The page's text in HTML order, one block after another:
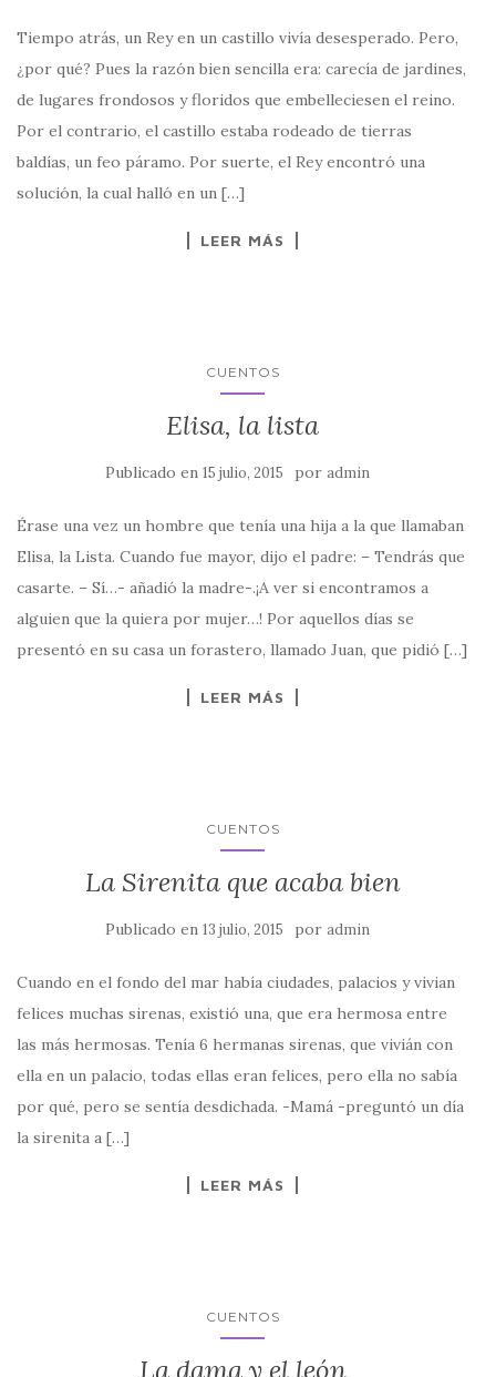
Tiempo atrás, un Rey en un castillo vivía desesperado. Pero,
¿por qué? Pues la razón bien sencilla era: carecía de jardines,
de lugares frondosos y floridos que embelleciesen el reino.
Por el contrario, el castillo estaba rodeado de tierras
baldías, un feo páramo. Por suerte, el Rey encontró una
solución, la cual halló en un […]
LEER MÁS
CUENTOS
Elisa, la lista
Publicado en 15 julio, 2015 por admin
Érase una vez un hombre que tenía una hija a la que llamaban
Elisa, la Lista. Cuando fue mayor, dijo el padre: – Tendrás que
casarte. – Sí…- añadió la madre-.¡A ver si encontramos a
alguien que la quiera por mujer…! Por aquellos días se
presentó en su casa un forastero, llamado Juan, que pidió […]
LEER MÁS
CUENTOS
La Sirenita que acaba bien
Publicado en 13 julio, 2015 por admin
Cuando en el fondo del mar había ciudades, palacios y vivian
felices muchas sirenas, existió una, que era hermosa entre
las más hermosas. Tenía 6 hermanas sirenas, que vivián con
ella en un palacio, todas ellas eran felices, pero ella no sabía
por qué, pero se sentía desdichada. -Mamá -preguntó un día
la sirenita a […]
LEER MÁS
CUENTOS
La dama y el león